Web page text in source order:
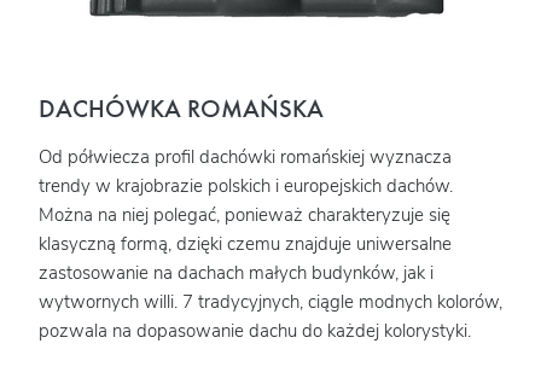
DACHÓWKA ROMAŃSKA
Od półwiecza profil dachówki romańskiej wyznacza
trendy w krajobrazie polskich i europejskich dachów.
Można na niej polegać, ponieważ charakteryzuje się
klasyczną formą, dzięki czemu znajduje uniwersalne
zastosowanie na dachach małych budynków, jak i
wytwornych willi. 7 tradycyjnych, ciągle modnych kolorów,
pozwala na dopasowanie dachu do każdej kolorystyki.